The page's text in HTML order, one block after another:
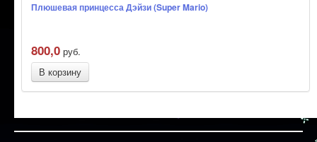
Плюшевая принцесса Дэйзи (Super Mario)
800,0 руб.
В корзину